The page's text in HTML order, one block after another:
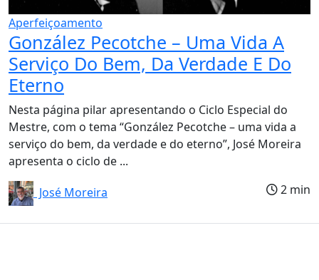
Aperfeiçoamento
González Pecotche – Uma Vida A
Serviço Do Bem, Da Verdade E Do
Eterno
Nesta página pilar apresentando o Ciclo Especial do
Mestre, com o tema “González Pecotche – uma vida a
serviço do bem, da verdade e do eterno”, José Moreira
apresenta o ciclo de ...
José Moreira
2 min